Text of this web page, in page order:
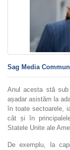
Sag Media
Anul acesta stă sub
așadar asistăm la
în toate sectoarele,
cât și în
Statele Unite ale
De exemplu, la